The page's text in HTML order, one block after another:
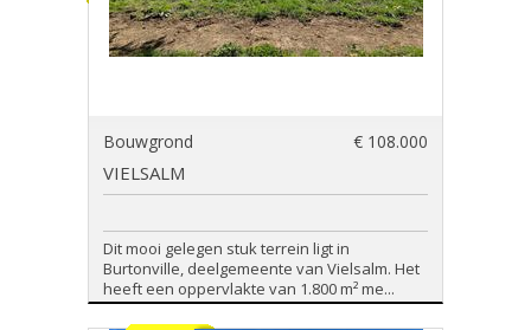
Bouwgrond € 108.000
VIELSALM
Dit mooi gelegen stuk terrein ligt in
Burtonville, deelgemeente van Vielsalm. Het
heeft een oppervlakte van 1.800 m² me...